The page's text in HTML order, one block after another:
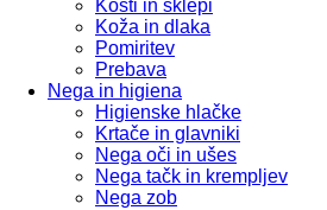
Kosti in sklepi
Koža in dlaka
Pomiritev
Prebava
Nega in higiena
Higienske hlačke
Krtače in glavniki
Nega oči in ušes
Nega tačk in krempljev
Nega zob